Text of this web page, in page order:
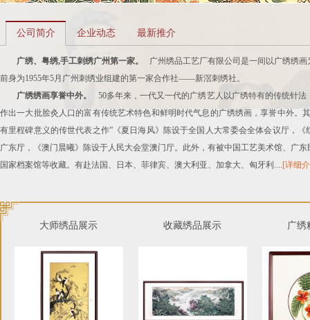
公司简介 企业动态 最新推介
广绣、粤绣,手工刺绣广州第一家。
广州绣品工艺厂有限公司是一间以广绣绣
前身为1955年5月广州刺绣业组建的第一家合作社——新滘刺绣社。
广绣绣画享誉中外。
50多年来，一代又一代的广绣艺人以广绣特有的传统针
作出一大批脍灸人口的富有传统艺术特色和鲜明时代气息的广绣绣画，享誉中外。
有里程碑意义的传世代表之作”《夏日海风》陈设于全国人大常委会全体会议厅，
广东厅，《澳门晨曦》陈设于人民大会堂澳门厅。此外，有被中国工艺美术馆、广
国家档案馆等收藏。有赴法国、日本、菲律宾、澳大利亚、加拿大、匈牙利....[详细
大师绣品展示 收藏绣品展示 广绣